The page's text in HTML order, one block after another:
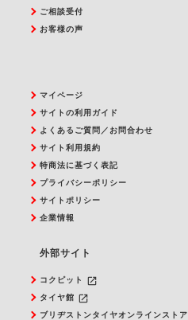
ご相談受付
お客様の声
マイページ
サイトの利用ガイド
よくあるご質問／お問合わせ
サイト利用規約
特商法に基づく表記
プライバシーポリシー
サイトポリシー
企業情報
外部サイト
コクピット launch
タイヤ館 launch
ブリヂストンタイヤオンラインストア